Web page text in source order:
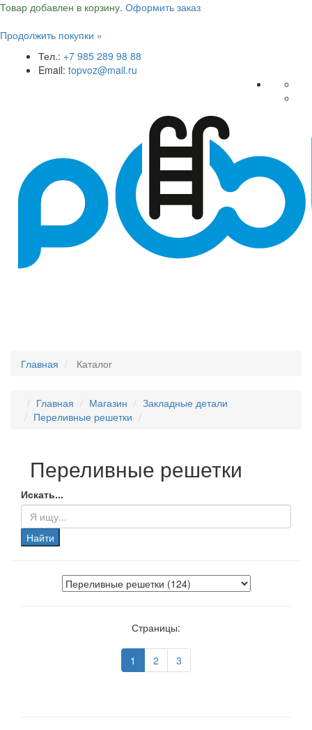
Товар добавлен в корзину. Оформить заказ
Продолжить покупки »
Тел.: +7 985 289 98 88
Email: topvoz@mail.ru
Главная Каталог
Главная Магазин
Закладные детали
Переливные решетки
Переливные решетки
Искать...
Страницы:
1 2 3